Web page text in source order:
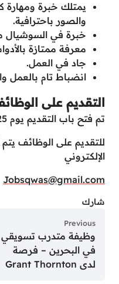
يمتلك خبرة ومهارة
والصور باحترافية.
خبرة في السوشيال
معرفة ممتازة
جاد في العمل.
انضباط تام بالعمل
التقديم على
تم فتح باب التقديم يوم 23/09/2025.
للتقديم على الوظائف يتم
الإلكتروني
Jobsqwas@gmail.com
شارك
Previous
وظيفة متدرب تسويقي
في البحرين – فرصة
لدى Grant Thornton